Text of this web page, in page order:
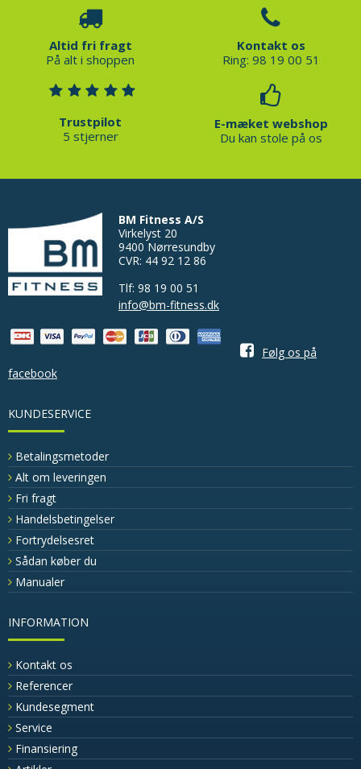
Altid fri fragt
På alt i shoppen
Kontakt os
Ring: 98 19 00 51
Trustpilot
5 stjerner
E-mæket webshop
Du kan stole på os
BM Fitness A/S
Virkelyst 20
9400 Nørresundby
CVR: 44 92 12 86
Tlf: 98 19 00 51
info@bm-fitness.dk
Følg os på
facebook
KUNDESERVICE
Betalingsmetoder
Alt om leveringen
Fri fragt
Handelsbetingelser
Fortrydelsesret
Sådan køber du
Manualer
INFORMATION
Kontakt os
Referencer
Kundesegment
Service
Finansiering